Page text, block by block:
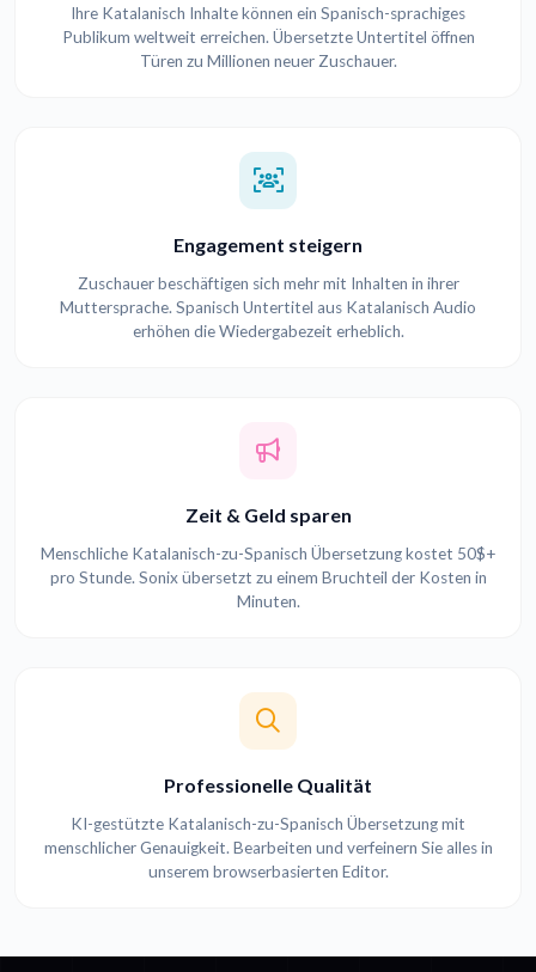
Ihre Katalanisch Inhalte können ein Spanisch-sprachiges
Publikum weltweit erreichen. Übersetzte Untertitel öffnen
Türen zu Millionen neuer Zuschauer.
Engagement steigern
Zuschauer beschäftigen sich mehr mit Inhalten in ihrer
Muttersprache. Spanisch Untertitel aus Katalanisch Audio
erhöhen die Wiedergabezeit erheblich.
Zeit & Geld sparen
Menschliche Katalanisch-zu-Spanisch Übersetzung kostet 50$+
pro Stunde. Sonix übersetzt zu einem Bruchteil der Kosten in
Minuten.
Professionelle Qualität
KI-gestützte Katalanisch-zu-Spanisch Übersetzung mit
menschlicher Genauigkeit. Bearbeiten und verfeinern Sie alles in
unserem browserbasierten Editor.